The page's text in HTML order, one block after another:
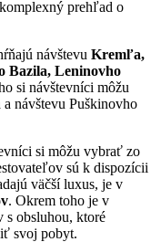
prehľad o
návštevu Kremľa,
Bazila, Leninovho
si návštevníci môžu
návštevu Puškinovho
si môžu vybrať zo
sú k dispozícii
väčší luxus, je v
. Okrem toho je v
obsluhou, ktoré
svoj pobyt.